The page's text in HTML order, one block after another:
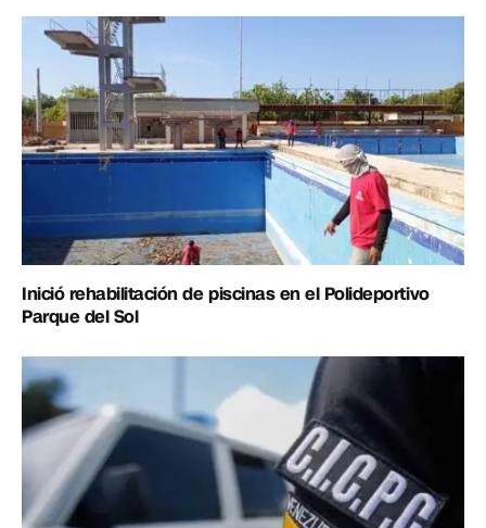
Inició rehabilitación de piscinas en el Polideportivo
Parque del Sol